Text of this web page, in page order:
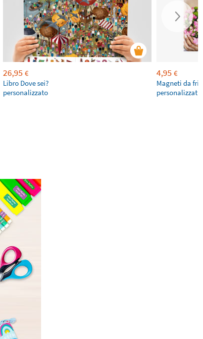
26,95 €
Libro Dove sei?
personalizzato
4,95 €
Magneti da
personalizzati